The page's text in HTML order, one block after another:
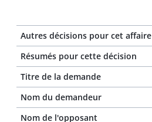
Autres décisions pour cet affaire
Résumés pour cette décision
Titre de la demande
Nom du demandeur
Nom de l'opposant